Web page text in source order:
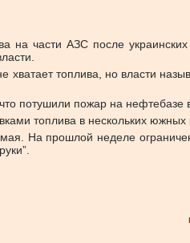
на части АЗС после
хватает топлива, но власти
потушили пожар на нефтебазе
топлива в нескольких южных
На прошлой неделе